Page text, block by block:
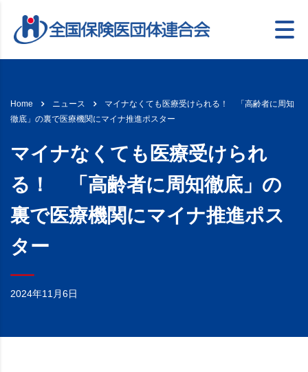
Home ニュース
マイナなくても医療受けられる！ 「高齢者に周知
徹底」の裏で医療機関にマイナ推進ポスター
マイナなくても医療受けられ
る！ 「高齢者に周知徹底」の
裏で医療機関にマイナ推進ポス
ター
2024年11月6日